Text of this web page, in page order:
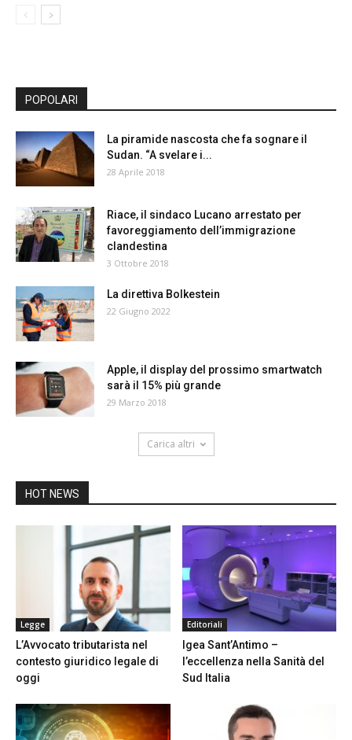
POPOLARI
La piramide nascosta che fa sognare il
Sudan. “A svelare i...
28 Aprile 2018
Riace, il sindaco Lucano arrestato per
favoreggiamento dell’immigrazione
clandestina
3 Ottobre 2018
La direttiva Bolkestein
22 Giugno 2022
Apple, il display del prossimo smartwatch
sarà il 15% più grande
29 Marzo 2018
Carica altri
HOT NEWS
Legge
L’Avvocato tributarista nel
contesto giuridico legale di
oggi
Editoriali
Igea Sant’Antimo –
l’eccellenza nella Sanità del
Sud Italia